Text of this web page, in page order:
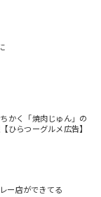
かく「焼肉じゅん」の
ひらつーグルメ広告】
ー店ができてる